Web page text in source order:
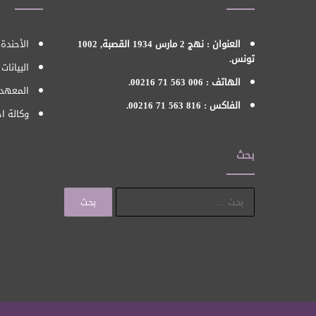
العنوان : نهج 2 مارس 1934 القصبة, 1002
تونس.
الهاتف : 006 563 71 00216.
الفاكس : 816 563 71 00216.
بحث
وكالة